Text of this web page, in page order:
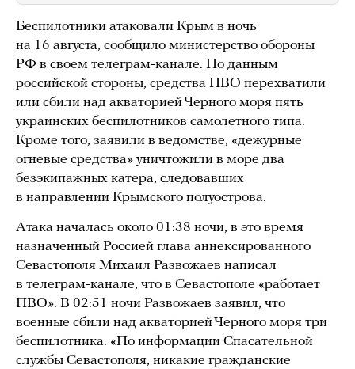
Беспилотники атаковали Крым в ночь
на 16 августа, сообщило министерство обороны
РФ в своем телеграм-канале. По данным
российской стороны, средства ПВО перехватили
или сбили над акваторией Черного моря пять
украинских беспилотников самолетного типа.
Кроме того, заявили в ведомстве, «дежурные
огневые средства» уничтожили в море два
безэкипажных катера, следовавших
в направлении Крымского полуострова.
Атака началась около 01:38 ночи, в это время
назначенный Россией глава аннексированного
Севастополя Михаил Развожаев написал
в телеграм-канале, что в Севастополе «работает
ПВО». В 02:51 ночи Развожаев заявил, что
военные сбили над акваторией Черного моря три
беспилотника. «По информации Спасательной
службы Севастополя, никакие гражданские